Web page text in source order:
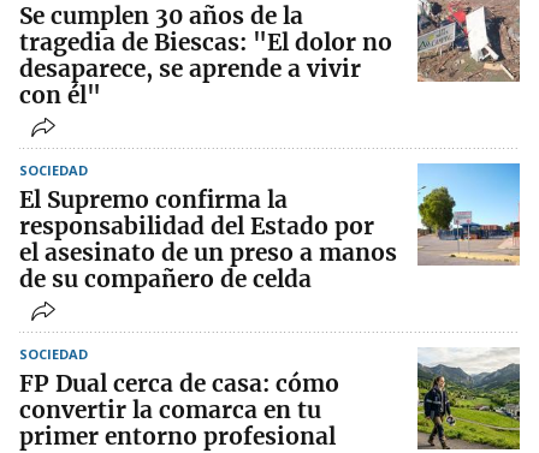
Se cumplen 30 años de la
tragedia de Biescas: "El dolor no
desaparece, se aprende a vivir
con él"
SOCIEDAD
El Supremo confirma la
responsabilidad del Estado por
el asesinato de un preso a manos
de su compañero de celda
SOCIEDAD
FP Dual cerca de casa: cómo
convertir la comarca en tu
primer entorno profesional